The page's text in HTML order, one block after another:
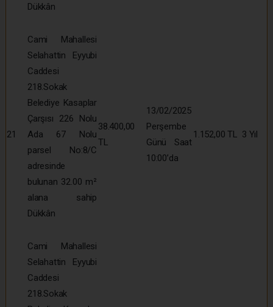
Dükkân
21
Cami Mahallesi
Selahattin Eyyubi
Caddesi
218.Sokak
Belediye Kasaplar
Çarşısı 226 Nolu
Ada 67 Nolu
parsel No:8/C
adresinde
bulunan 32.00 m²
alana sahip
Dükkân
38.400,00
TL
13/02/2025
Perşembe
Günü Saat
10:00’da
1.152,00 TL 3 Yıl
Cami Mahallesi
Selahattin Eyyubi
Caddesi
218.Sokak